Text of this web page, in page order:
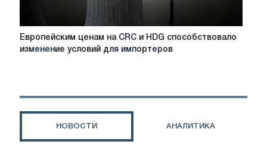
встречает
сопротивление
Европейским
ценам
HDG
для
Европейским ценам на CRC и HDG способствовало
изменение условий для импортеров
НОВОСТИ АНАЛИТИКА